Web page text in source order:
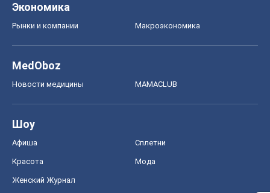
Экономика
Рынки и компании Mакроэкономика
MedOboz
Новости медицины MAMACLUB
Шоу
Афиша Сплетни
Красота Мода
Женский Журнал